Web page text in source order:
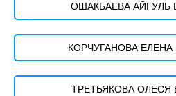
ОШАКБАЕВА АЙГУЛЬ
КОРЧУГАНОВА
ТРЕТЬЯКОВА ОЛЕСЯ